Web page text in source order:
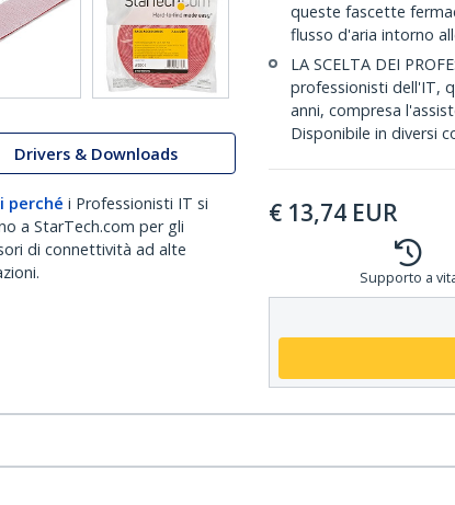
Drivers & Downloads
perché i Professionisti IT si
a StarTech.com per gli
di connettività ad alte
queste fascette
flusso d'aria intorno
LA SCELTA DEI
professionisti dell'IT,
anni, compresa
Disponibile in diversi
€ 13,74 EUR
Supporto a